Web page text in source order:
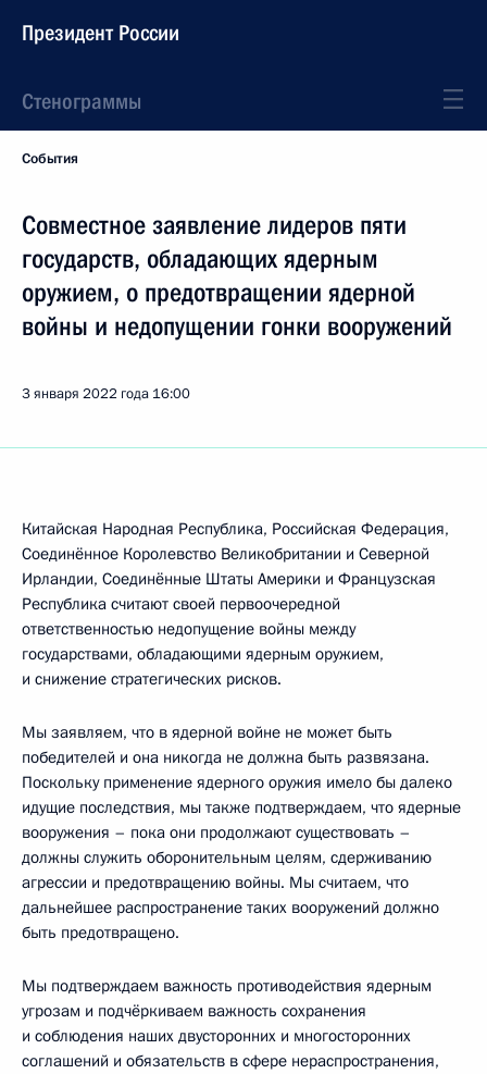
Президент России
Стенограммы
События
Совместное заявление лидеров пяти
государств, обладающих ядерным
оружием, о предотвращении ядерной
войны и недопущении гонки вооружений
3 января 2022 года 16:00
Китайская Народная Республика, Российская Федерация,
Соединённое Королевство Великобритании и Северной
Ирландии, Соединённые Штаты Америки и Французская
Республика считают своей первоочередной
ответственностью недопущение войны между
государствами, обладающими ядерным оружием,
и снижение стратегических рисков.
Мы заявляем, что в ядерной войне не может быть
победителей и она никогда не должна быть развязана.
Поскольку применение ядерного оружия имело бы далеко
идущие последствия, мы также подтверждаем, что ядерные
вооружения – пока они продолжают существовать –
должны служить оборонительным целям, сдерживанию
агрессии и предотвращению войны. Мы считаем, что
дальнейшее распространение таких вооружений должно
быть предотвращено.
Мы подтверждаем важность противодействия ядерным
угрозам и подчёркиваем важность сохранения
и соблюдения наших двусторонних и многосторонних
соглашений и обязательств в сфере нераспространения,